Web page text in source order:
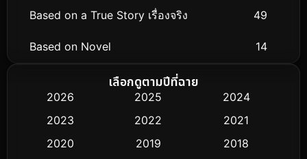
Based on a True Story เรื่องจริง 49
Based on Novel 14
Biography ชีวิตจริง
Classic หนังคลาสสิก
เลือกดูตามปีที่ฉาย
2026 2025
2024
2023
2022
2021
2020
2019
2018